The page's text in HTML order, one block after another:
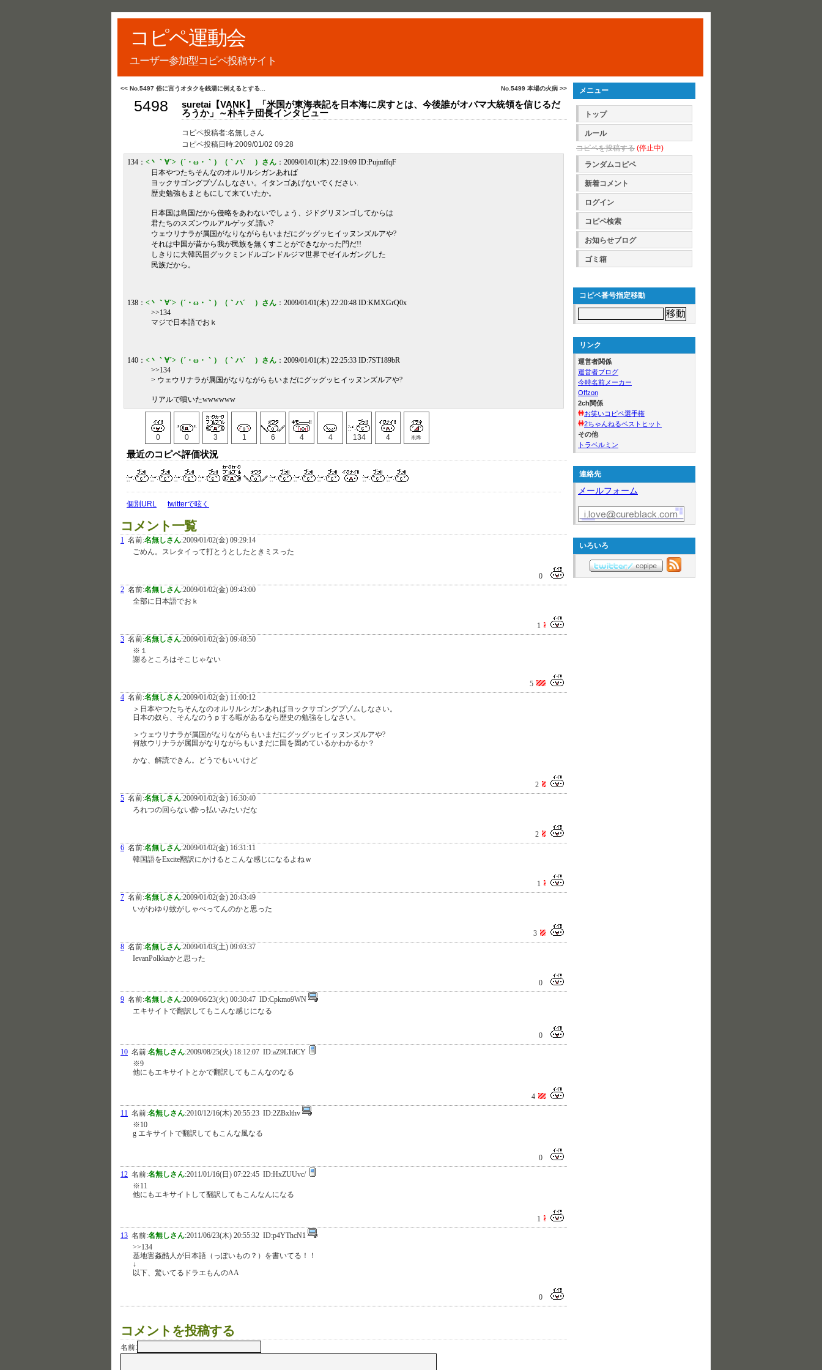
コピペ運動会
ユーザー参加型コピペ投稿サイト
No.5499 本場の火病 >>
<< No.5497 俗に言うオタクを銭湯に例えるとする...
5498
suretai【VANK】 「米国が東海表記を日本海に戻すとは、今後誰がオバマ大統領を信じるだ
ろうか」～朴キテ団長インタビュー
コピペ投稿者:名無しさん
コピペ投稿日時:2009/01/02 09:28
134： <丶｀∀´>（´・ω・｀）（｀ハ´ ）さん ：2009/01/01(木) 22:19:09 ID:PujmffqF
日本やつたちそんなのオルリルシガンあれば
ヨックサゴングブゾムしなさい。イタンゴあげないでください.
歴史勉強もまともにして来ていたか。
日本国は島国だから侵略をあわないでしょう、ジドグリヌンゴしてからは
君たちのスズンウルアルゲッダ.請い?
ウェウリナラが属国がなりながらもいまだにグッグッヒイッヌンズルアや?
それは中国が昔から我が民族を無くすことができなかった門だ!!
しきりに大韓民国グックミンドルゴンドルジマ世界でゼイルガングした
民族だから。
138： <丶｀∀´>（´・ω・｀）（｀ハ´ ）さん ：2009/01/01(木) 22:20:48 ID:KMXGrQ0x
>>134
マジで日本語でおｋ
140： <丶｀∀´>（´・ω・｀）（｀ハ´ ）さん ：2009/01/01(木) 22:25:33 ID:7ST189bR
>>134
> ウェウリナラが属国がなりながらもいまだにグッグッヒイッヌンズルアや?
リアルで噴いたwwwwww
0 0 3 1 6 4 4 134 4 削希
最近のコピペ評価状況
個別URL twitterで呟く
コメント一覧
1 名前:名無しさん:2009/01/02(金) 09:29:14
ごめん。スレタイって打とうとしたときミスった
0
2 名前:名無しさん:2009/01/02(金) 09:43:00
全部に日本語でおｋ
1
3 名前:名無しさん:2009/01/02(金) 09:48:50
※１
謝るところはそこじゃない
5
4 名前:名無しさん:2009/01/02(金) 11:00:12
＞日本やつたちそんなのオルリルシガンあればヨックサゴングブゾムしなさい。
日本の奴ら、そんなのうｐする暇があるなら歴史の勉強をしなさい。
＞ウェウリナラが属国がなりながらもいまだにグッグッヒイッヌンズルアや?
何故ウリナラが属国がなりながらもいまだに国を固めているかわかるか？
かな、解読できん。どうでもいいけど
2
5 名前:名無しさん:2009/01/02(金) 16:30:40
ろれつの回らない酔っ払いみたいだな
2
6 名前:名無しさん:2009/01/02(金) 16:31:11
韓国語をExcite翻訳にかけるとこんな感じになるよねｗ
1
7 名前:名無しさん:2009/01/02(金) 20:43:49
いがわゆり蚊がしゃべってんのかと思った
3
8 名前:名無しさん:2009/01/03(土) 09:03:37
IevanPolkkaかと思った
0
9 名前:名無しさん:2009/06/23(火) 00:30:47 ID:Cpkmo9WN
エキサイトで翻訳してもこんな感じになる
0
10 名前:名無しさん:2009/08/25(火) 18:12:07 ID:aZ9LTdCY
※9
他にもエキサイトとかで翻訳してもこんなのなる
4
11 名前:名無しさん:2010/12/16(木) 20:55:23 ID:2ZBxlthv
※10
g エキサイトで翻訳してもこんな風なる
0
12 名前:名無しさん:2011/01/16(日) 07:22:45 ID:HxZUUvc/
※11
他にもエキサイトして翻訳してもこんなんになる
1
13 名前:名無しさん:2011/06/23(木) 20:55:32 ID:p4YThcN1
>>134
基地害姦酷人が日本語（っぽいもの？）を書いてる！！
↓
以下、驚いてるドラエもんのAA
0
コメントを投稿する
名前:
メニュー
トップ
ルール
コピペを投稿する (停止中)
ランダムコピペ
新着コメント
ログイン
コピペ検索
お知らせブログ
ゴミ箱
コピペ番号指定移動
リンク
運営者関係
運営者ブログ
今時名前メーカー
Offzon
2ch関係
お笑いコピペ選手権
2ちゃんねるベストヒット
その他
トラベルミン
連絡先
メールフォーム
いろいろ